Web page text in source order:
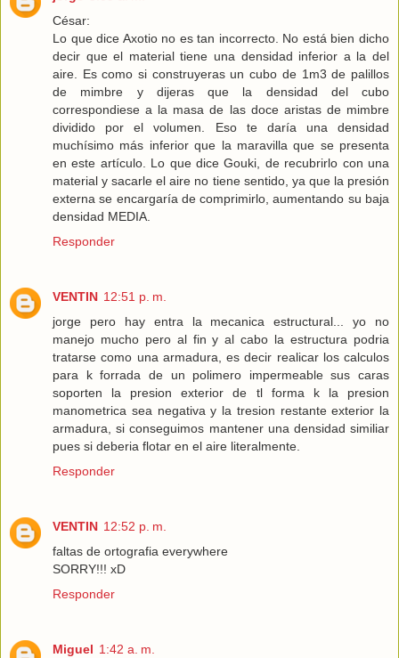
César:
Lo que dice Axotio no es tan incorrecto. No está bien dicho
decir que el material tiene una densidad inferior a la del
aire. Es como si construyeras un cubo de 1m3 de palillos
de mimbre y dijeras que la densidad del cubo
correspondiese a la masa de las doce aristas de mimbre
dividido por el volumen. Eso te daría una densidad
muchísimo más inferior que la maravilla que se presenta
en este artículo. Lo que dice Gouki, de recubrirlo con una
material y sacarle el aire no tiene sentido, ya que la presión
externa se encargaría de comprimirlo, aumentando su baja
densidad MEDIA.
Responder
VENTIN 12:51 p. m.
jorge pero hay entra la mecanica estructural... yo no
manejo mucho pero al fin y al cabo la estructura podria
tratarse como una armadura, es decir realicar los calculos
para k forrada de un polimero impermeable sus caras
soporten la presion exterior de tl forma k la presion
manometrica sea negativa y la tresion restante exterior la
armadura, si conseguimos mantener una densidad similiar
pues si deberia flotar en el aire literalmente.
Responder
VENTIN 12:52 p. m.
faltas de ortografia everywhere
SORRY!!! xD
Responder
Miguel 1:42 a. m.